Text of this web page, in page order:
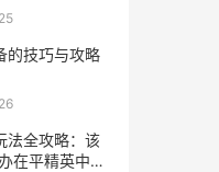
的技巧与攻略
法全攻略：该
在平精英中战